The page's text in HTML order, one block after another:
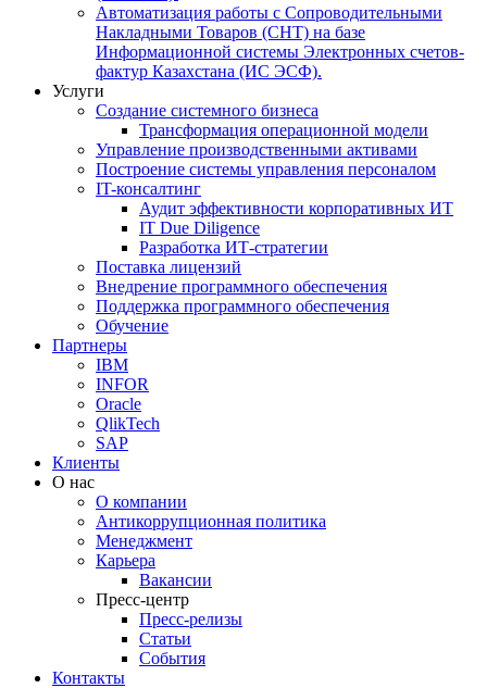
Автоматизация работы с Сопроводительными
Накладными Товаров (СНТ) на базе
Информационной системы Электронных счетов-
фактур Казахстана (ИС ЭСФ).
Услуги
Создание системного бизнеса
Трансформация операционной модели
Управление производственными активами
Построение системы управления персоналом
IT-консалтинг
Аудит эффективности корпоративных ИТ
IT Due Diligence
Разработка ИТ-стратегии
Поставка лицензий
Внедрение программного обеспечения
Поддержка программного обеспечения
Обучение
Партнеры
IBM
INFOR
Oracle
QlikTech
SAP
Клиенты
О нас
О компании
Антикоррупционная политика
Менеджмент
Карьера
Вакансии
Пресс-центр
Пресс-релизы
Статьи
События
Контакты